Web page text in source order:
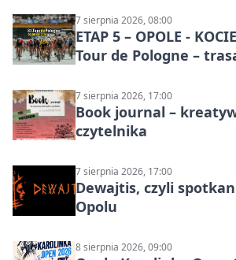
7 sierpnia 2026, 08:00
ETAP 5 – OPOLE -
Tour de Pologne –
7 sierpnia 2026, 17:00
Book journal –
czytelnika
7 sierpnia 2026, 17:00
Dewajtis, czyli
Opolu
8 sierpnia 2026, 09:00